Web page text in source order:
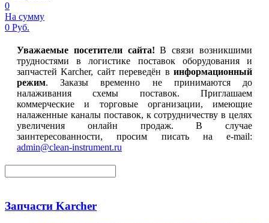
0
На сумму
0 Руб.
Уважаемые посетители сайта! В связи возникшими
трудностями в логистике поставок оборудования и
запчастей Karcher, сайт переведён в информационный
режим. Заказы временно не принимаются до
налаживания схемы поставок. Приглашаем
коммерческие и торговые организации, имеющие
налаженные каналы поставок, к сотрудничеству в целях
увеличения онлайн продаж. В случае
заинтересованности, просим писать на e-mail:
admin@clean-instrument.ru
Запчасти Karcher